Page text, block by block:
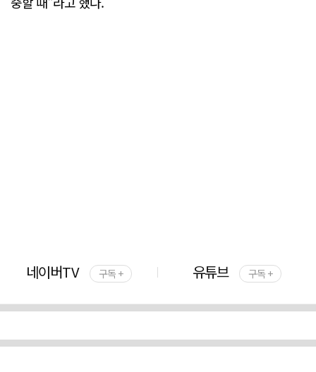
네이버TV 구독 + 유튜브 구독 +